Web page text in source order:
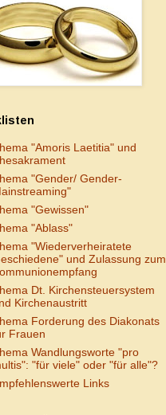
"Amoris Laetitia" und
"Gender/ Gender-
"Gewissen"
"Ablass"
"Wiederverheiratete
und Zulassung zum
Dt. Kirchensteuersystem
Kirchenaustritt
Forderung des Diakonats
Frauen
Wandlungsworte "pro
"für viele" oder "für alle"?
Links